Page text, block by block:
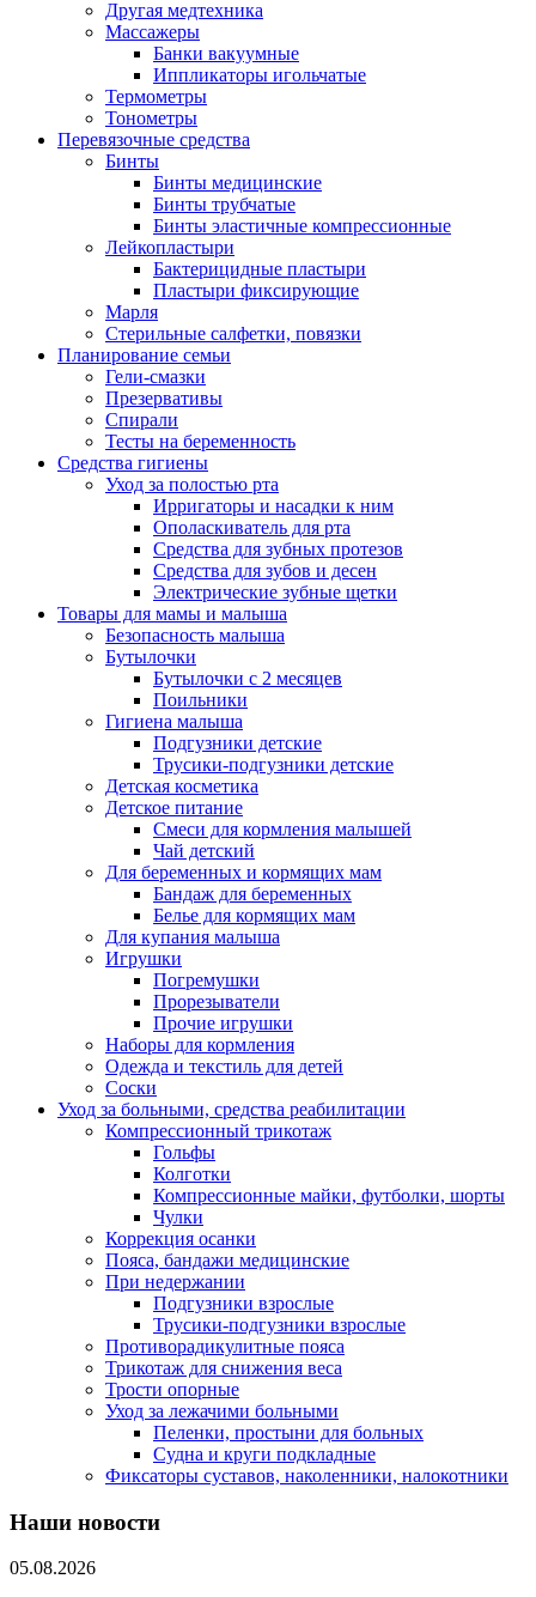
Другая медтехника
Массажеры
Банки вакуумные
Иппликаторы игольчатые
Термометры
Тонометры
Перевязочные средства
Бинты
Бинты медицинские
Бинты трубчатые
Бинты эластичные компрессионные
Лейкопластыри
Бактерицидные пластыри
Пластыри фиксирующие
Марля
Стерильные салфетки, повязки
Планирование семьи
Гели-смазки
Презервативы
Спирали
Тесты на беременность
Средства гигиены
Уход за полостью рта
Ирригаторы и насадки к ним
Ополаскиватель для рта
Средства для зубных протезов
Средства для зубов и десен
Электрические зубные щетки
Товары для мамы и малыша
Безопасность малыша
Бутылочки
Бутылочки с 2 месяцев
Поильники
Гигиена малыша
Подгузники детские
Трусики-подгузники детские
Детская косметика
Детское питание
Смеси для кормления малышей
Чай детский
Для беременных и кормящих мам
Бандаж для беременных
Белье для кормящих мам
Для купания малыша
Игрушки
Погремушки
Прорезыватели
Прочие игрушки
Наборы для кормления
Одежда и текстиль для детей
Соски
Уход за больными, средства реабилитации
Компрессионный трикотаж
Гольфы
Колготки
Компрессионные майки, футболки, шорты
Чулки
Коррекция осанки
Пояса, бандажи медицинские
При недержании
Подгузники взрослые
Трусики-подгузники взрослые
Противорадикулитные пояса
Трикотаж для снижения веса
Трости опорные
Уход за лежачими больными
Пеленки, простыни для больных
Судна и круги подкладные
Фиксаторы суставов, наколенники, налокотники
Наши новости
05.08.2026